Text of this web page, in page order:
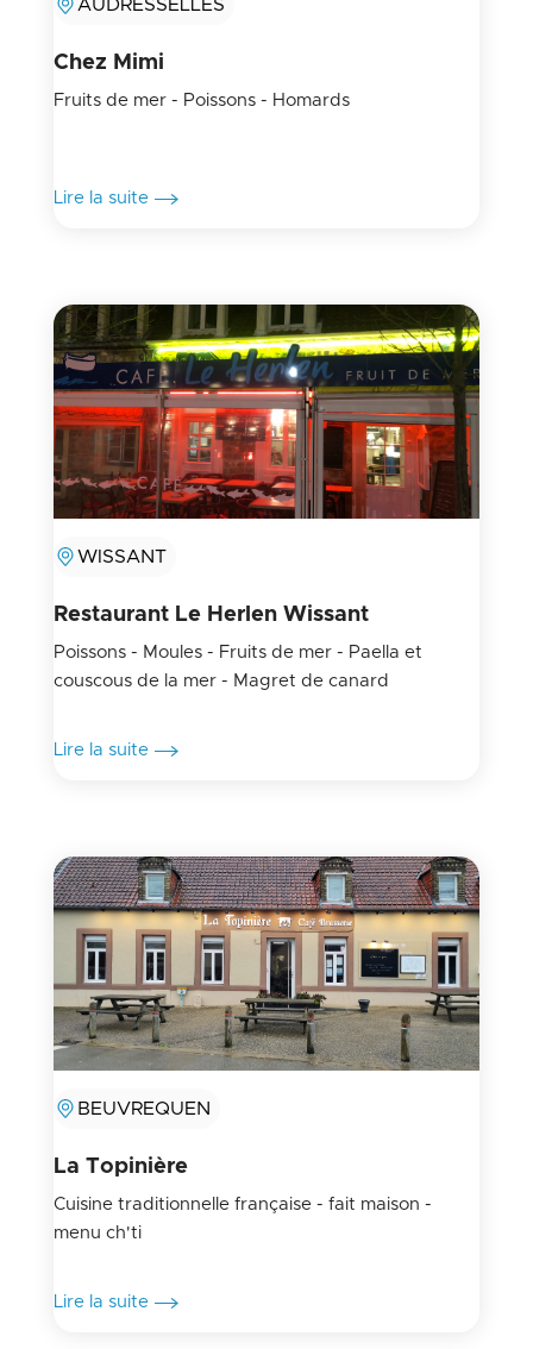
AUDRESSELLES
Chez Mimi
Fruits de mer - Poissons - Homards
Lire la suite
WISSANT
Restaurant Le Herlen Wissant
Poissons - Moules - Fruits de mer - Paella et
couscous de la mer - Magret de canard
Lire la suite
BEUVREQUEN
La Topinière
Cuisine traditionnelle française - fait maison -
menu ch'ti
Lire la suite